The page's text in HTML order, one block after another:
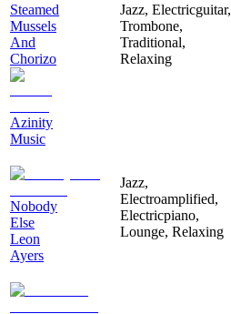
Steamed
Mussels
And
Chorizo
Azinity
Music
Jazz, Electricguitar,
Trombone,
Traditional,
Relaxing
Nobody
Else
Leon
Ayers
Jazz,
Electroamplified,
Electricpiano,
Lounge, Relaxing